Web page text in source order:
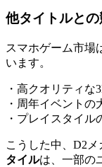
他タイトルと
スマホゲーム市場
います。
・高クオリティな
・周年イベント
・プレイスタイル
こうした中、D2
タイルは、一部の